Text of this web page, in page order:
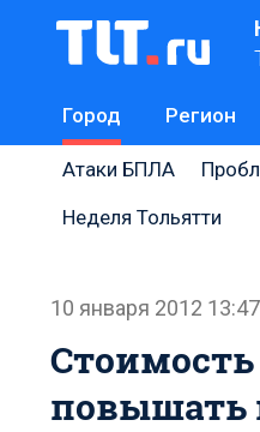
Город Регион
Атаки БПЛА
Неделя Тольятти
10 января 2012 13:47
повышать